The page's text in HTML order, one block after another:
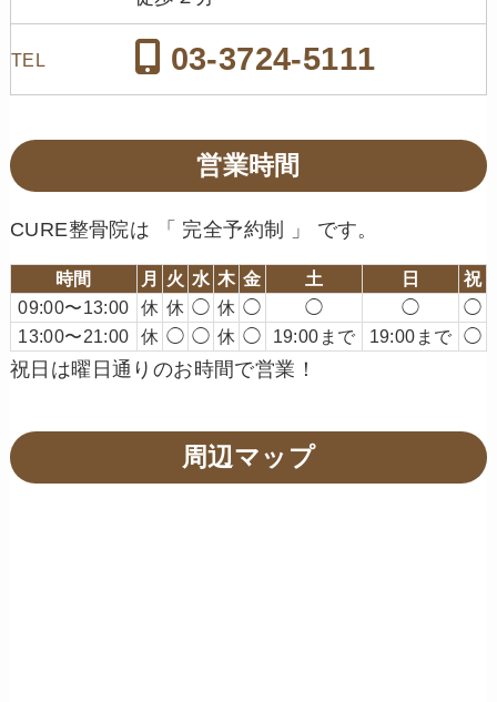
TEL 03-3724-5111
営業時間
CURE整骨院は 「 完全予約制 」 です。
時間 月 火 水 木 金 土 日
祝
09:00〜13:00
休 休 ◯ 休 ◯ ◯ ◯
◯
13:00〜21:00
休 ◯ ◯ 休 ◯ 19:00まで 19:00まで ◯
祝日は曜日通りのお時間で営業！
周辺マップ